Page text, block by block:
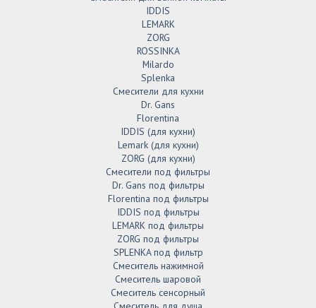
IDDIS
LEMARK
ZORG
ROSSINKA
Milardo
Splenka
Смесители для кухни
Dr. Gans
Florentina
IDDIS (для кухни)
Lemark (для кухни)
ZORG (для кухни)
Смесители под фильтры
Dr. Gans под фильтры
Florentina под фильтры
IDDIS под фильтры
LEMARK под фильтры
ZORG под фильтры
SPLENKA под фильтр
Смеситель нажимной
Смеситель шаровой
Смеситель сенсорный